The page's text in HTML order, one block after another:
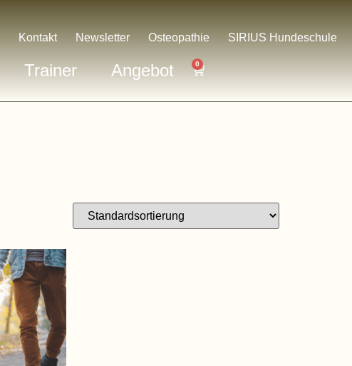
Kontakt Newsletter Osteopathie SIRIUS Hundeschule
Trainer Angebot 0